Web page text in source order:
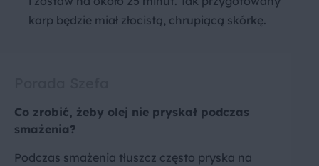
karp będzie miał złocistą, chrupiącą skórkę.
Co zrobić, żeby olej nie pryskał podczas
smażenia?
Podczas smażenia tłuszcz często pryska na